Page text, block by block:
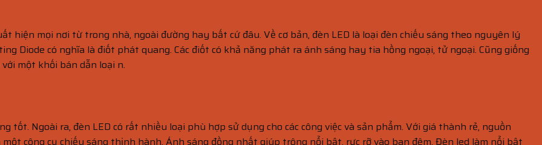
hiện mọi nơi từ trong nhà, ngoài đường hay bất cứ đâu. Về cơ bản, đèn LED là loại đèn chiếu sáng theo nguyên lý
Diode có nghĩa là điốt phát quang. Các điốt có khả năng phát ra ánh sáng hay tia hồng ngoại, tử ngoại. Cũng giống
một khối bán dẫn loại n.
tốt. Ngoài ra, đèn LED có rất nhiều loại phù hợp sử dụng cho các công việc và sản phẩm. Với giá thành rẻ, nguồn
công cụ chiếu sáng thịnh hành. Ánh sáng đồng nhất giúp trông nổi bật, rực rỡ vào ban đêm. Đèn led làm nổi bật